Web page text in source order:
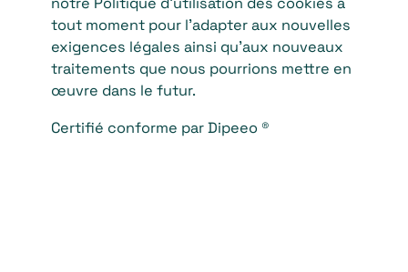
tout moment pour l’adapter aux nouvelles
exigences légales ainsi qu’aux nouveaux
traitements que nous pourrions mettre en
œuvre dans le futur.
Certifié conforme par Dipeeo ®